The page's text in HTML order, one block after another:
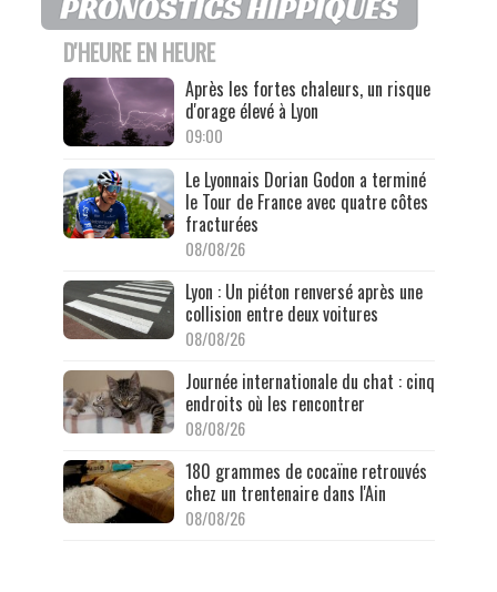
D'HEURE EN HEURE
Après les fortes chaleurs, un risque
d'orage élevé à Lyon
09:00
Le Lyonnais Dorian Godon a terminé
le Tour de France avec quatre côtes
fracturées
08/08/26
Lyon : Un piéton renversé après une
collision entre deux voitures
08/08/26
Journée internationale du chat : cinq
endroits où les rencontrer
08/08/26
180 grammes de cocaïne retrouvés
chez un trentenaire dans l'Ain
08/08/26